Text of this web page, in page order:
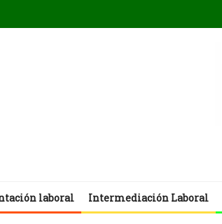
laboral Intermediación Laboral